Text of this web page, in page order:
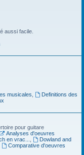
aussi facile.
musicales
Definitions des
pour guitare
Analyses d'oeuvres
en vrac...
Dowland and
Comparative d'oeuvres